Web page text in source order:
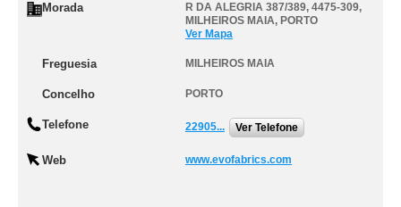
Morada R DA ALEGRIA 387/389, 4475-309,
MILHEIROS MAIA, PORTO
Ver Mapa
Freguesia MILHEIROS MAIA
Concelho PORTO
Telefone 22905... Ver Telefone
Web www.evofabrics.com